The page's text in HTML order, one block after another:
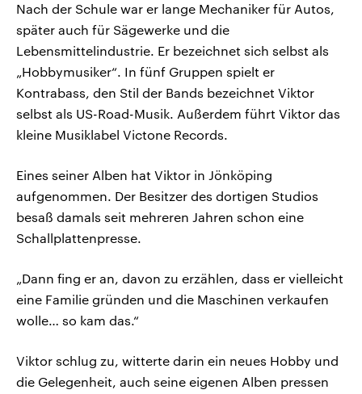
Nach der Schule war er lange Mechaniker für Autos,
später auch für Sägewerke und die
Lebensmittelindustrie. Er bezeichnet sich selbst als
„Hobbymusiker“. In fünf Gruppen spielt er
Kontrabass, den Stil der Bands bezeichnet Viktor
selbst als US-Road-Musik. Außerdem führt Viktor das
kleine Musiklabel Victone Records.
Eines seiner Alben hat Viktor in Jönköping
aufgenommen. Der Besitzer des dortigen Studios
besaß damals seit mehreren Jahren schon eine
Schallplattenpresse.
„Dann fing er an, davon zu erzählen, dass er vielleicht
eine Familie gründen und die Maschinen verkaufen
wolle… so kam das.“
Viktor schlug zu, witterte darin ein neues Hobby und
die Gelegenheit, auch seine eigenen Alben pressen